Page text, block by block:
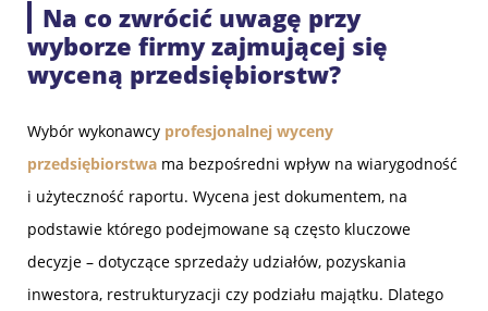
Na co zwrócić uwagę przy
wyborze firmy zajmującej się
wyceną przedsiębiorstw?
Wybór wykonawcy profesjonalnej wyceny
przedsiębiorstwa ma bezpośredni wpływ na wiarygodność
i użyteczność raportu. Wycena jest dokumentem, na
podstawie którego podejmowane są często kluczowe
decyzje – dotyczące sprzedaży udziałów, pozyskania
inwestora, restrukturyzacji czy podziału majątku. Dlatego